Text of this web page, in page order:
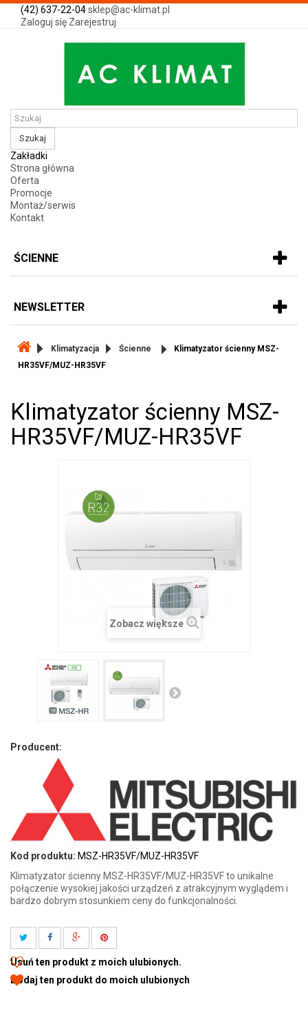
(42) 637-22-04sklep@ac-klimat.pl
Zaloguj się Zarejestruj
Szukaj
Zakładki
Strona główna
Oferta
Promocje
Montaż/serwis
Kontakt
ŚCIENNE
NEWSLETTER
Klimatyzacja Ścienne
Klimatyzator ścienny MSZ-
HR35VF/MUZ-HR35VF
Klimatyzator ścienny MSZ-
HR35VF/MUZ-HR35VF
Zobacz większe
Producent:
Kod produktu: MSZ-HR35VF/MUZ-HR35VF
Klimatyzator ścienny MSZ-HR35VF/MUZ-HR35VF to unikalne
połączenie wysokiej jakości urządzeń z atrakcyjnym wyglądem i
bardzo dobrym stosunkiem ceny do funkcjonalności.
Usuń ten produkt z moich ulubionych.
Dodaj ten produkt do moich ulubionych